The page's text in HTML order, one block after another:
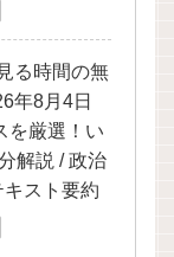
る時間の無
年8月4日
を厳選！い
解説 / 政治
スト要約